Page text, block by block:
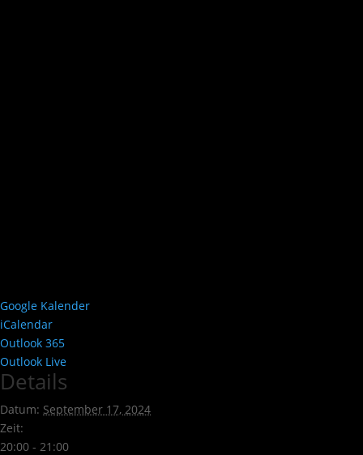
Google Kalender
iCalendar
Outlook 365
Outlook Live
Details
Datum: September 17, 2024
Zeit:
20:00 - 21:00